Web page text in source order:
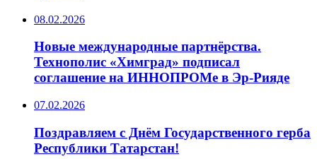
08.02.2026
Новые международные партнёрства.
Технополис «Химград» подписал
соглашение на ИННОПРОМе в Эр-Рияде
07.02.2026
Поздравляем с Днём Государственного герба
Республики Татарстан!